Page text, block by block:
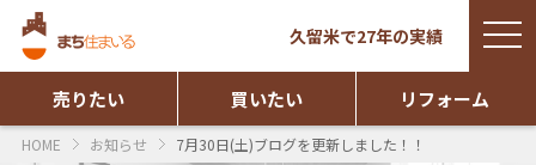
久留米で27年の実績
売りたい 買いたい リフォーム
HOME お知らせ 7月30日(土)ブログを更新しました！！